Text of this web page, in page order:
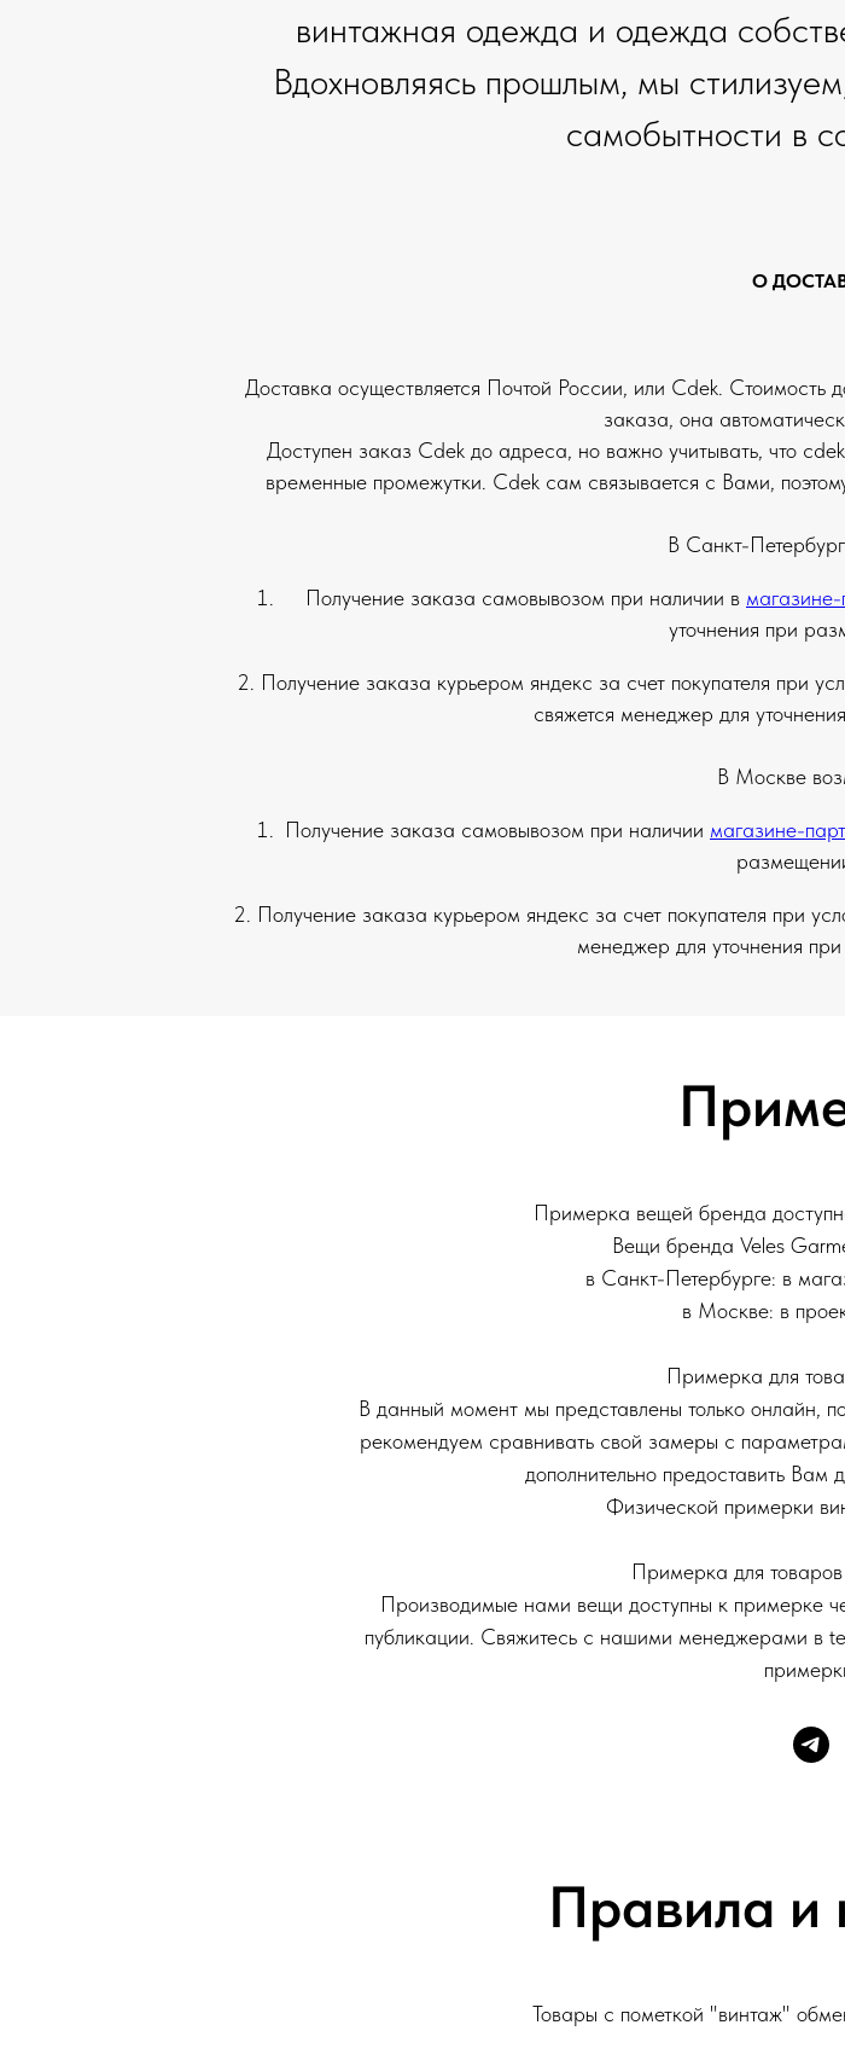
винтажная одежда и одежда
Вдохновляясь прошлым, мы
самобытности в
О
Доставка осуществляется Почтой России, или Cdek. Стоимость
заказа, она
Доступен заказ Cdek до адреса, но важно учитывать, что
временные промежутки. Cdek сам связывается с Вами,
В Санкт-
Получение заказа самовывозом при наличии в
уточнения при
2. Получение заказа курьером яндекс за счет покупателя при
свяжется менеджер для
В Москве
Получение заказа самовывозом при наличии магазине-
2. Получение заказа курьером яндекс за счет покупателя при
менеджер для уточнения
Примерка вещей бренда
Вещи бренда Veles
в Санкт-Петербурге: в
в Москве: в
Примерка для
В данный момент мы представлены только онлайн,
рекомендуем сравнивать свой замеры с
дополнительно предоставить Вам
Физической примерки
Примерка для
Производимые нами вещи доступны к примерке
публикации. Свяжитесь с нашими менеджерами в
Правила и
Товары с пометкой "винтаж"